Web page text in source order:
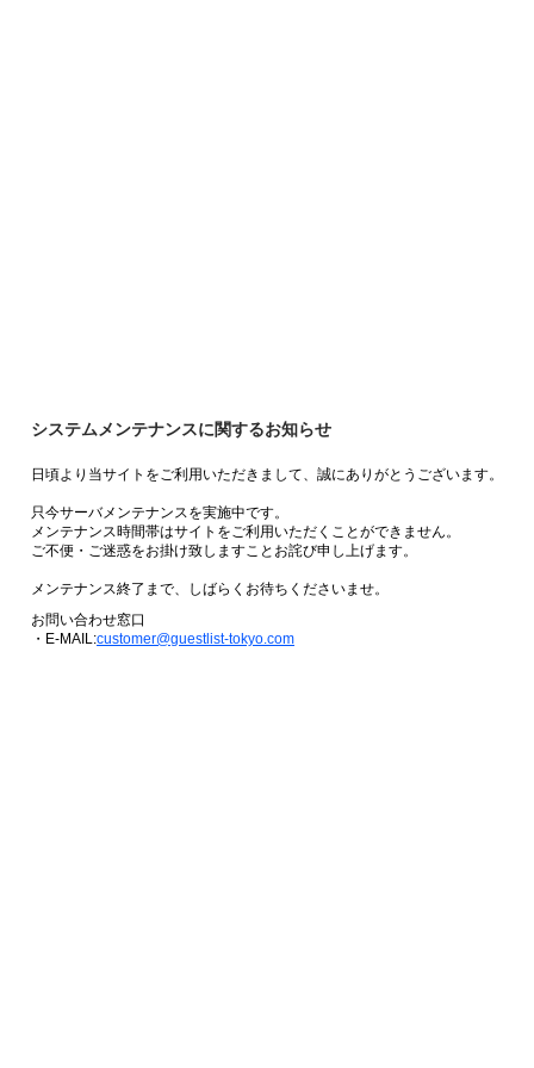
システムメンテナンスに関するお知らせ
日頃より当サイトをご利用いただきまして、誠にありがとうございます。
只今サーバメンテナンスを実施中です。
メンテナンス時間帯はサイトをご利用いただくことができません。
ご不便・ご迷惑をお掛け致しますことお詫び申し上げます。
メンテナンス終了まで、しばらくお待ちくださいませ。
お問い合わせ窓口
・E-MAIL:customer@guestlist-tokyo.com